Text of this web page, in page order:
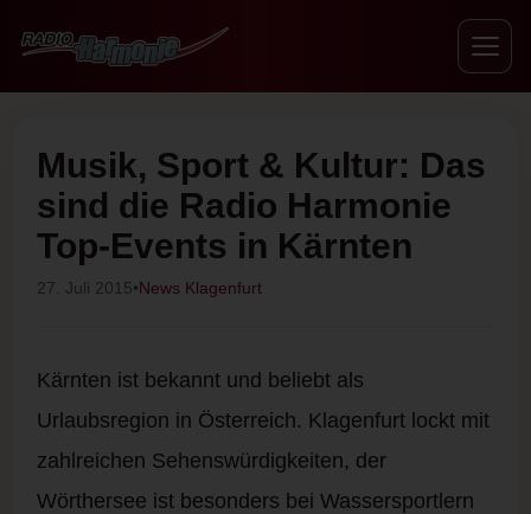
Musik, Sport & Kultur: Das
sind die Radio Harmonie
Top-Events in Kärnten
27. Juli 2015•News Klagenfurt
Kärnten ist bekannt und beliebt als
Urlaubsregion in Österreich. Klagenfurt lockt mit
zahlreichen Sehenswürdigkeiten, der
Wörthersee ist besonders bei Wassersportlern